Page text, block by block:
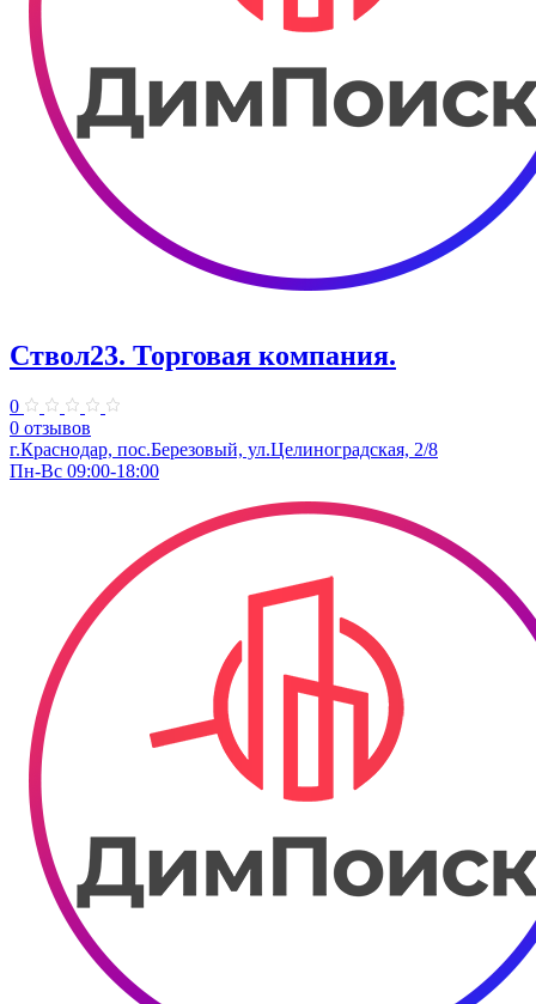
Ствол23. Торговая компания.
0
0 отзывов
г.Краснодар, пос.Березовый, ул.Целиноградская, 2/8
Пн-Вс 09:00-18:00